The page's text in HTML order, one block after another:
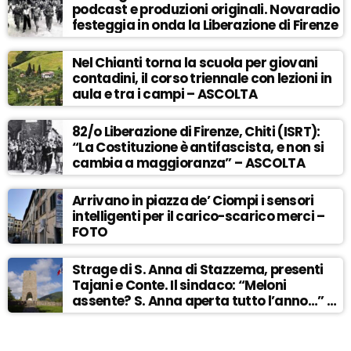
podcast e produzioni originali. Novaradio
festeggia in onda la Liberazione di Firenze
Nel Chianti torna la scuola per giovani
contadini, il corso triennale con lezioni in
aula e tra i campi – ASCOLTA
82/o Liberazione di Firenze, Chiti (ISRT):
“La Costituzione è antifascista, e non si
cambia a maggioranza” – ASCOLTA
Arrivano in piazza de’ Ciompi i sensori
intelligenti per il carico-scarico merci –
FOTO
Strage di S. Anna di Stazzema, presenti
Tajani e Conte. Il sindaco: “Meloni
assente? S. Anna aperta tutto l’anno…” –
ASCOLTA